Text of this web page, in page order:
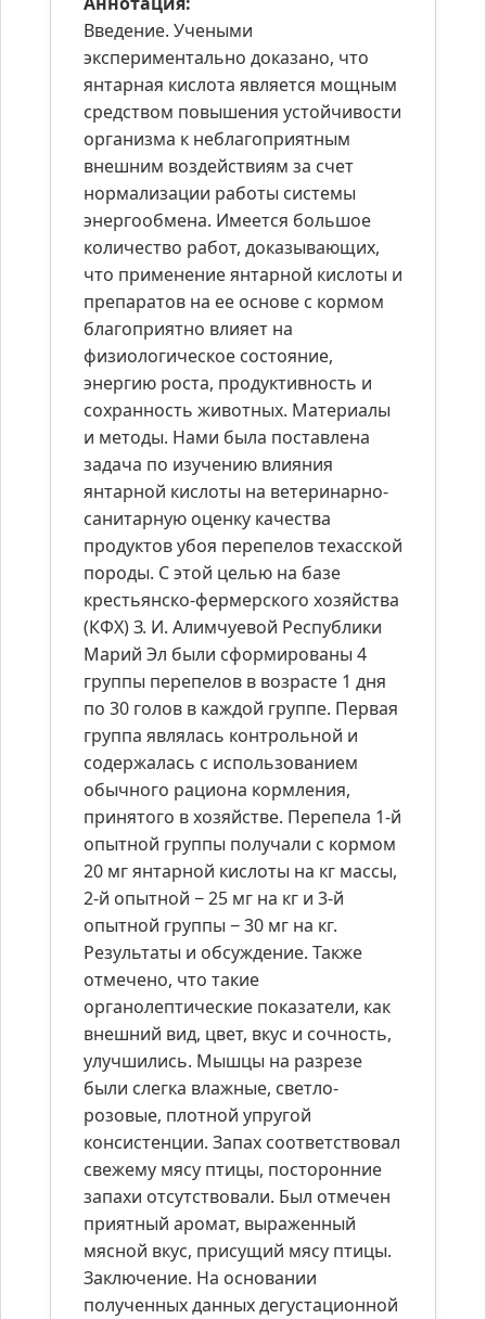
Введение. Учеными
экспериментально доказано, что
янтарная кислота является мощным
средством повышения устойчивости
организма к неблагоприятным
внешним воздействиям за счет
нормализации работы системы
энергообмена. Имеется большое
количество работ, доказывающих,
что применение янтарной кислоты и
препаратов на ее основе с кормом
благоприятно влияет на
физиологическое состояние,
энергию роста, продуктивность и
сохранность животных. Материалы
и методы. Нами была поставлена
задача по изучению влияния
янтарной кислоты на ветеринарно-
санитарную оценку качества
продуктов убоя перепелов техасской
породы. С этой целью на базе
крестьянско-фермерского хозяйства
(КФХ) З. И. Алимчуевой Республики
Марий Эл были сформированы 4
группы перепелов в возрасте 1 дня
по 30 голов в каждой группе. Первая
группа являлась контрольной и
содержалась с использованием
обычного рациона кормления,
принятого в хозяйстве. Перепела 1-й
опытной группы получали с кормом
20 мг янтарной кислоты на кг массы,
2-й опытной − 25 мг на кг и 3-й
опытной группы − 30 мг на кг.
Результаты и обсуждение. Также
отмечено, что такие
органолептические показатели, как
внешний вид, цвет, вкус и сочность,
улучшились. Мышцы на разрезе
были слегка влажные, светло-
розовые, плотной упругой
консистенции. Запах соответствовал
свежему мясу птицы, посторонние
запахи отсутствовали. Был отмечен
приятный аромат, выраженный
мясной вкус, присущий мясу птицы.
Заключение. На основании
полученных данных дегустационной